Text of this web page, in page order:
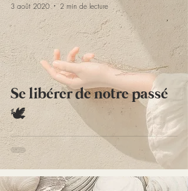
Se libérer de notre passé
🕊
3 août 2020 2 min de lecture